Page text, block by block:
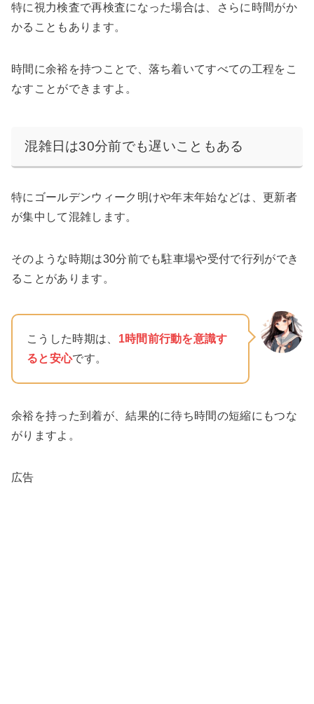
特に視力検査で再検査になった場合は、さらに時間がか
かることもあります。
時間に余裕を持つことで、落ち着いてすべての工程をこ
なすことができますよ。
混雑日は30分前でも遅いこともある
特にゴールデンウィーク明けや年末年始などは、更新者
が集中して混雑します。
そのような時期は30分前でも駐車場や受付で行列ができ
ることがあります。
こうした時期は、 1時間前行動を意識す
ると安心です。
余裕を持った到着が、結果的に待ち時間の短縮にもつな
がりますよ。
広告